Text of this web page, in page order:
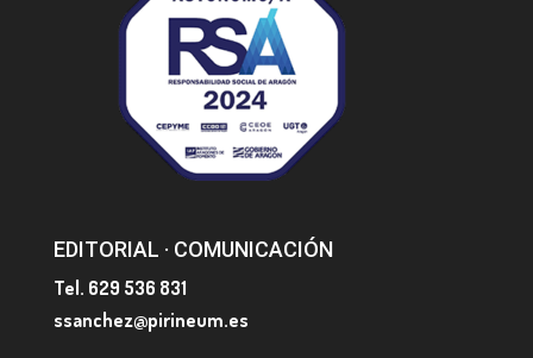
EDITORIAL · COMUNICACIÓN
Tel. 629 536 831
ssanchez@pirineum.es